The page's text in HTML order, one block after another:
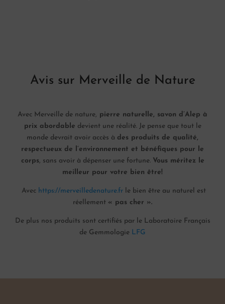
Avis sur Merveille de Nature
Avec Merveille de nature, pierre naturelle, savon d’Alep à
prix abordable devient une réalité. Je pense que tout le
monde devrait avoir accès à des produits de qualité,
respectueux de l’environnement et bénéfiques pour le
corps, sans avoir à dépenser une fortune. Vous méritez le
meilleur pour votre bien être!
Avec https://merveilledenature.frle bien être au naturel est
réellement « pas cher ».
De plus nos produits sont certifiés par le Laboratoire Français
de Gemmologie LFG